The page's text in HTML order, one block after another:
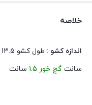
خلاصه
اندازه کشو : طول کشو 13.5 سانت
سانت گچ خور 1.5 سانت